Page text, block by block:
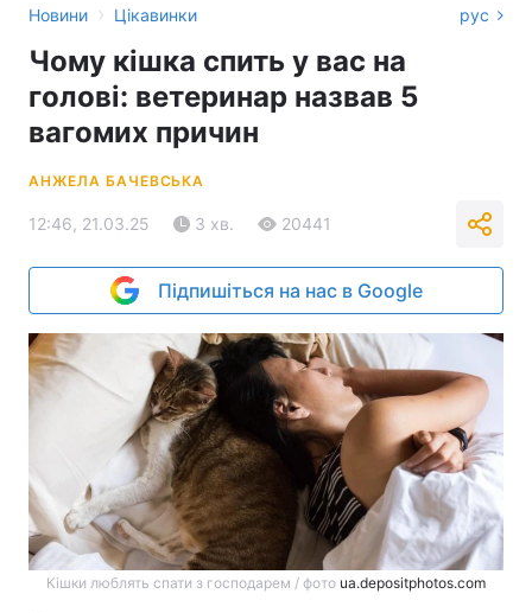
Новини › Цікавинки рус
Чому кішка спить у вас на
голові: ветеринар назвав 5
вагомих причин
АНЖЕЛА БАЧЕВСЬКА
12:46, 21.03.25 3 хв. 20441
Підпишіться на нас в Google
Кішки люблять спати з господарем / фото ua.depositphotos.com